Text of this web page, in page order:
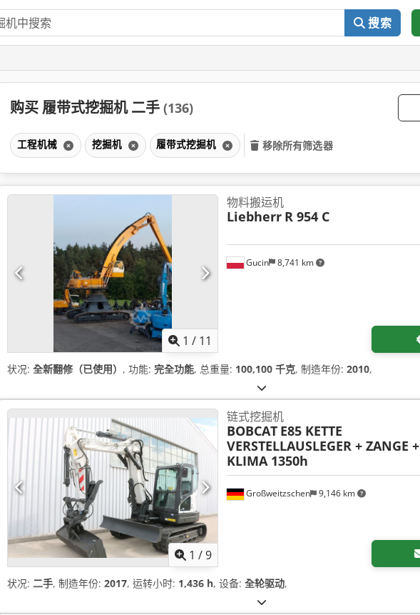
搜索
购买 履带式挖掘机 二手 (136)
工程机械 挖掘机 履带式挖掘机 移除所有筛选器
1 / 11
Gucin 8,741 km
物料搬运机
Liebherr R 954 C
状况: 全新翻修（已使用） , 功能: 完全功能, 总重量: 100,100 千克, 制造年份: 2010,
1 /9
Großweitzschen 9,146 km
链式挖掘机
BOBCAT E85 KETTE
VERSTELLAUSLEGER + ZANGE +
KLIMA 1350h
状况: 二手, 制造年份: 2017, 运转小时: 1,436 h, 设备: 全轮驱动,